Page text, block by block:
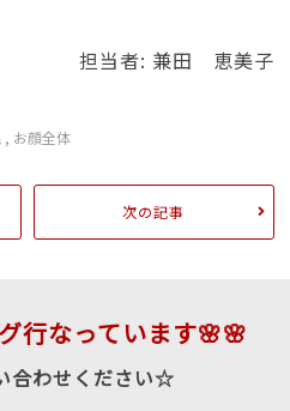
担当者: 兼田 恵美子
, お顔全体
次の記事
行なっています🌸🌸
合わせください☆